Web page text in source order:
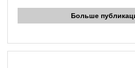
Больше